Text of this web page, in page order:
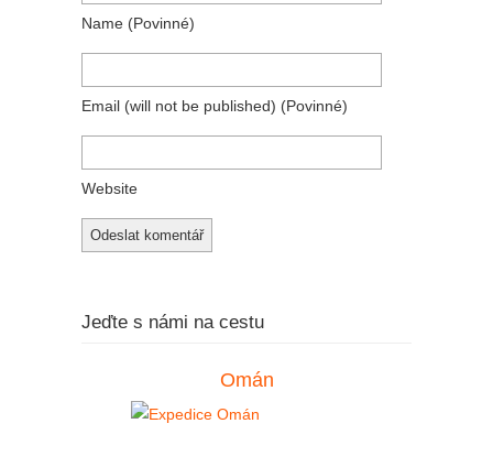
Name (povinné)
Email (will not be published) (povinné)
Website
Jeďte s námi na cestu
Omán